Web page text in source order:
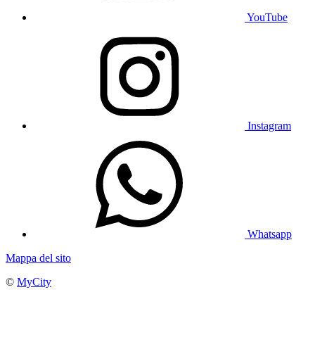
YouTube
Instagram
Whatsapp
Mappa del sito
© MyCity